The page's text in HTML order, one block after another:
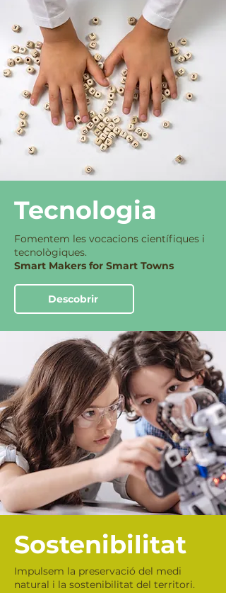
Tecnologia
Fomentem les vocacions científiques i
tecnològiques.
Smart Makers for Smart Towns
Descobrir
Sostenibilitat
Impulsem la preservació del medi
natural i la sostenibilitat del territori.